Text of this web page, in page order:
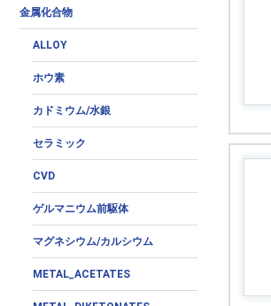
金属化合物
ALLOY
ホウ素
カドミウム/水銀
セラミック
CVD
ゲルマニウム前駆体
マグネシウム/カルシウム
METAL_ACETATES